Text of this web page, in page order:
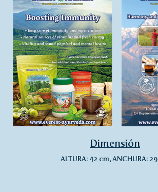
Dimensión
ALTURA: 42 cm, ANCHURA: